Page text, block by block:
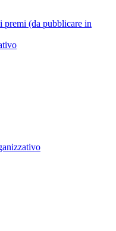
premi (da pubblicare in